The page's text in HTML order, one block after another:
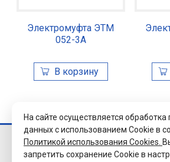
Электромуфта ЭТМ
052-3А
© 2026 Завод
«Уралэлектромуфта»
На сайте осуществляется обработка
данных с использованием Cookie в
Политикой использования Cookies.
запретить сохранение Cookie в